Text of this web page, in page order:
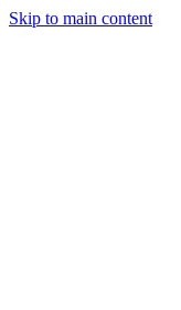
Skip to main content